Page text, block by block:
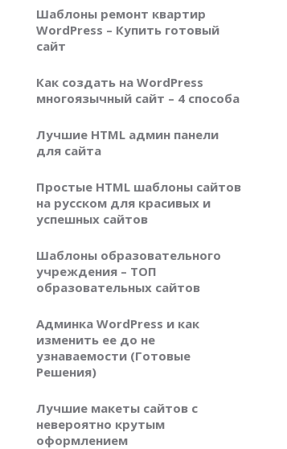
Шаблоны ремонт квартир
WordPress – Купить готовый
сайт
Как создать на WordPress
многоязычный сайт – 4 способа
Лучшие HTML админ панели
для сайта
Простые HTML шаблоны сайтов
на русском для красивых и
успешных сайтов
Шаблоны образовательного
учреждения – ТОП
образовательных сайтов
Админка WordPress и как
изменить ее до не
узнаваемости (Готовые
Решения)
Лучшие макеты сайтов с
невероятно крутым
оформлением